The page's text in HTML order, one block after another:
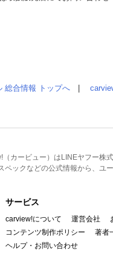
総合情報 トップへ
（カービュー）はLINEヤフー株
ペックなどの公式情報から、ユ
サービス
carview!について 運営会社
コンテンツ制作ポリシー
著者
ヘルプ・お問い合わせ